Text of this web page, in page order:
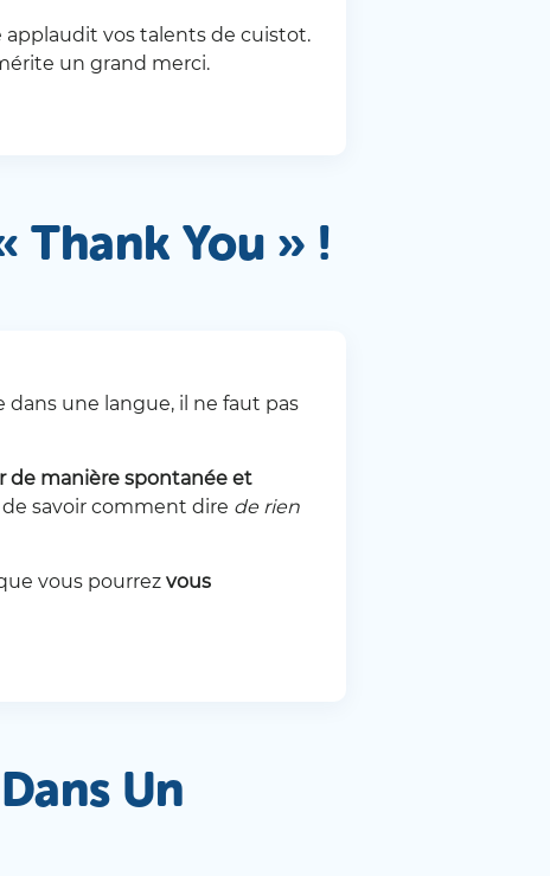
applaudit vos talents de cuistot.
un grand merci.
Thank You » !
dans une langue, il ne faut pas
de manière spontanée et
savoir comment dire de rien
vous pourrez vous
Un